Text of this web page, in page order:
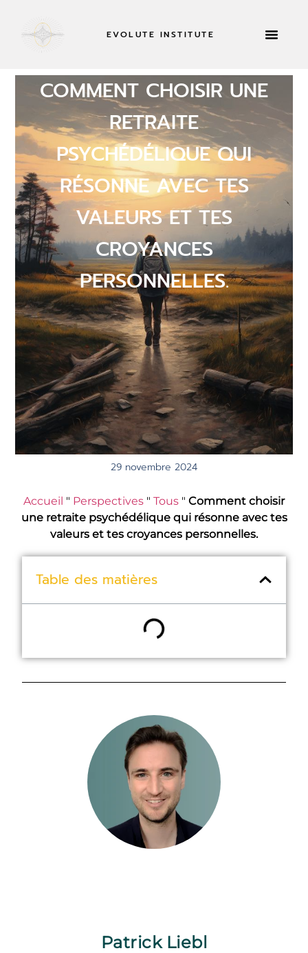
EVOLUTE INSTITUTE
COMMENT CHOISIR UNE
RETRAITE
PSYCHÉDÉLIQUE QUI
RÉSONNE AVEC TES
VALEURS ET TES
CROYANCES
PERSONNELLES.
29 novembre 2024
Accueil " Perspectives " Tous " Comment choisir
une retraite psychédélique qui résonne avec tes
valeurs et tes croyances personnelles.
Table des matières
Patrick Liebl